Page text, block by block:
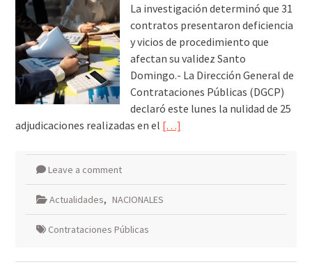
La investigación determinó que 31
contratos presentaron deficiencia
y vicios de procedimiento que
afectan su validez Santo
Domingo.- La Dirección General de
Contrataciones Públicas (DGCP)
declaró este lunes la nulidad de 25
adjudicaciones realizadas en el […]
Leave a comment
Actualidades, NACIONALES
Contrataciones Públicas